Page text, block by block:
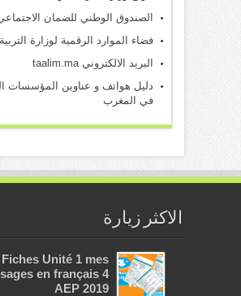
الصندوق الوطني للضمان
فضاء الموارد الرقمية لوزارة
البريد الالكتروني taalim.ma
دليل هواتف و عناوين المؤسسات
في المغرب
الاكثر زيارة
Fiches Unité 1 mes
en français 4
AEP 2019